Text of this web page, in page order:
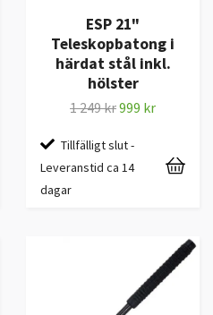
ESP 21"
Teleskopbatong i
härdat stål inkl.
hölster
1 249 kr999 kr
Tillfälligt slut -
Leveranstid ca 14
dagar